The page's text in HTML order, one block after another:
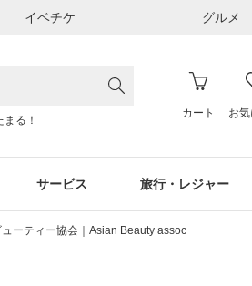
イベチケ グルメ
る！
カート お気
サービス 旅行・レジャー
ーティー協会｜Asian Beauty assoc